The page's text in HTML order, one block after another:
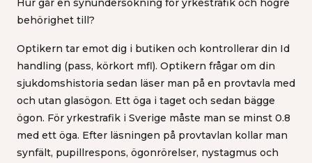
Hur går en synundersökning för yrkestrafik och högre
behörighet till?
Optikern tar emot dig i butiken och kontrollerar din Id
handling (pass, körkort mfl). Optikern frågar om din
sjukdomshistoria sedan läser man på en provtavla med
och utan glasögon. Ett öga i taget och sedan bägge
ögon. För yrkestrafik i Sverige måste man se minst 0.8
med ett öga. Efter läsningen på provtavlan kollar man
synfält, pupillrespons, ögonrörelser, nystagmus och